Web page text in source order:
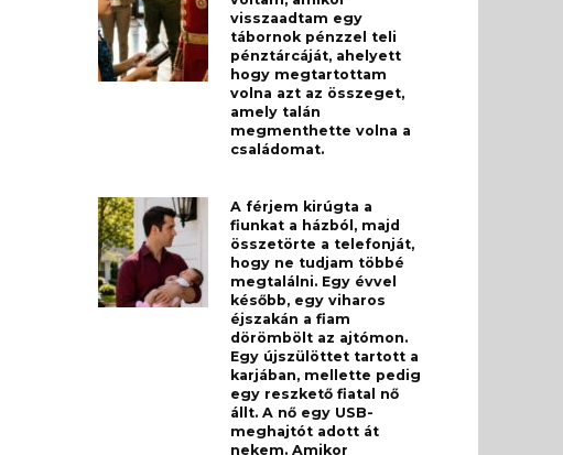
visszaadtam egy
tábornok pénzzel teli
pénztárcáját, ahelyett
hogy megtartottam
volna azt az összeget,
amely talán
megmenthette volna a
családomat.
A férjem kirúgta a
fiunkat a házból, majd
összetörte a telefonját,
hogy ne tudjam többé
megtalálni. Egy évvel
később, egy viharos
éjszakán a fiam
dörömbölt az ajtómon.
Egy újszülöttet tartott a
karjában, mellette pedig
egy reszkető fiatal nő
állt. A nő egy USB-
meghajtót adott át
nekem. Amikor